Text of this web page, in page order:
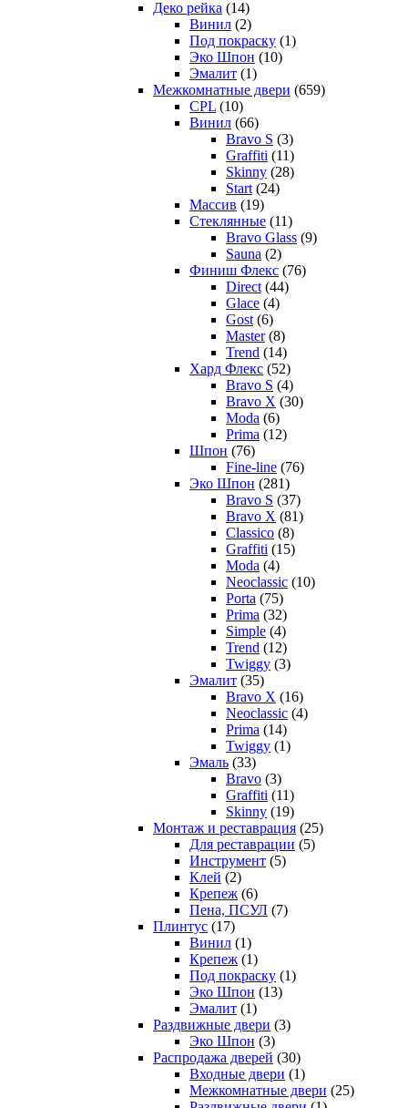
Деко рейка (14)
Винил (2)
Под покраску (1)
Эко Шпон (10)
Эмалит (1)
Межкомнатные двери (659)
CPL (10)
Винил (66)
Bravo S (3)
Graffiti (11)
Skinny (28)
Start (24)
Массив (19)
Стеклянные (11)
Bravo Glass (9)
Sauna (2)
Финиш Флекс (76)
Direct (44)
Glace (4)
Gost (6)
Master (8)
Trend (14)
Хард Флекс (52)
Bravo S (4)
Bravo X (30)
Moda (6)
Prima (12)
Шпон (76)
Fine-line (76)
Эко Шпон (281)
Bravo S (37)
Bravo X (81)
Classico (8)
Graffiti (15)
Moda (4)
Neoclassic (10)
Porta (75)
Prima (32)
Simple (4)
Trend (12)
Twiggy (3)
Эмалит (35)
Bravo X (16)
Neoclassic (4)
Prima (14)
Twiggy (1)
Эмаль (33)
Bravo (3)
Graffiti (11)
Skinny (19)
Монтаж и реставрация (25)
Для реставрации (5)
Инструмент (5)
Клей (2)
Крепеж (6)
Пена, ПСУЛ (7)
Плинтус (17)
Винил (1)
Крепеж (1)
Под покраску (1)
Эко Шпон (13)
Эмалит (1)
Раздвижные двери (3)
Эко Шпон (3)
Распродажа дверей (30)
Входные двери (1)
Межкомнатные двери (25)